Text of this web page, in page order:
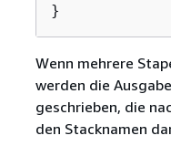
}
Wenn mehrere
werden die
geschrieben, die
den Stacknamen